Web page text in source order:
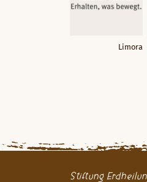
Limora
Stiftung